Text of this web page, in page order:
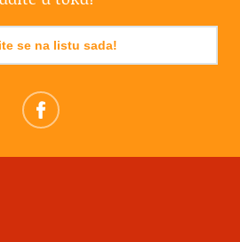
se na listu sada!